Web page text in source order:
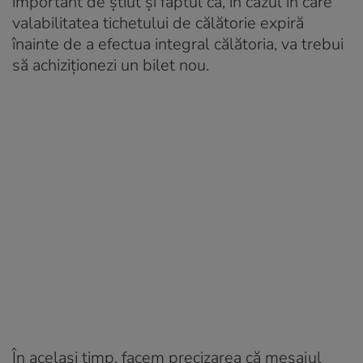
valabilitatea tichetului de călătorie expiră
înainte de a efectua integral călătoria, va trebui
să achiziționezi un bilet nou.
În același timp, facem precizarea că mesajul